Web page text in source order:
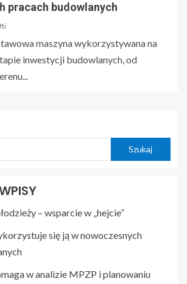
pracach budowlanych
maszyna wykorzystywana na
inwestycji budowlanych, od
Szukaj
– wsparcie w „hejcie”
się ją w nowoczesnych
w analizie MPZP i planowaniu